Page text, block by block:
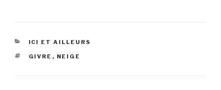
CATÉGORIES
ICI ET AILLEURS
ÉTIQUETTES
GIVRE , NEIGE